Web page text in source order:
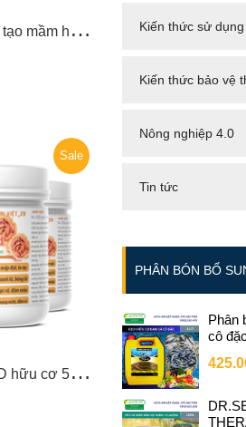
C
REATOR Chế phẩm tạo mầm hoa (10-60-10)
Sale
P
hân bón AMINO ACID hữu cơ 500ml chiết xuất từ lông vũ dùng kích rễ an toàn, cân bằng hệ vi sinh vật đất, tăng độ ngọt quả
Kiến thức sử
Kiến thức bảo vệ
Nông nghiệp 4.0
Tin tức
PHÂN BÓN BỔ
Phân
cô